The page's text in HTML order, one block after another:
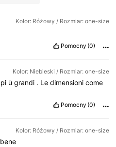
Kolor: Różowy / Rozmiar: one-size
Pomocny (0)
Kolor: Niebieski / Rozmiar: one-size
pi ù grandi . Le dimensioni come
Pomocny (0)
Kolor: Różowy / Rozmiar: one-size
bene